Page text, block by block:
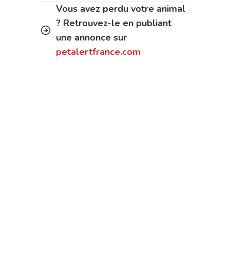
Vous avez perdu votre animal
? Retrouvez-le en publiant
une annonce sur
petalertfrance.com